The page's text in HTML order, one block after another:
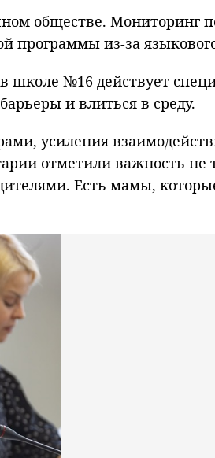
обществе. Мониторинг
из-за
школе №16 действует
и влиться в среду.
усиления
отметили важность не
Есть мамы,